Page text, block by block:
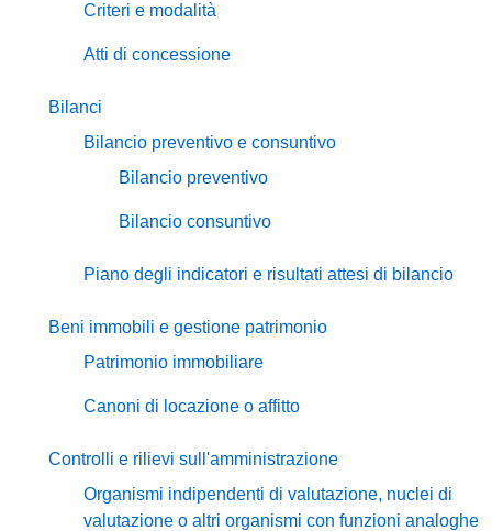
Criteri e modalità
Atti di concessione
Bilanci
Bilancio preventivo e consuntivo
Bilancio preventivo
Bilancio consuntivo
Piano degli indicatori e risultati attesi di bilancio
Beni immobili e gestione patrimonio
Patrimonio immobiliare
Canoni di locazione o affitto
Controlli e rilievi sull'amministrazione
Organismi indipendenti di valutazione, nuclei di
valutazione o altri organismi con funzioni analoghe